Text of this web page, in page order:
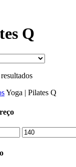
Q
Yoga | Pilates Q
Preço
máximo